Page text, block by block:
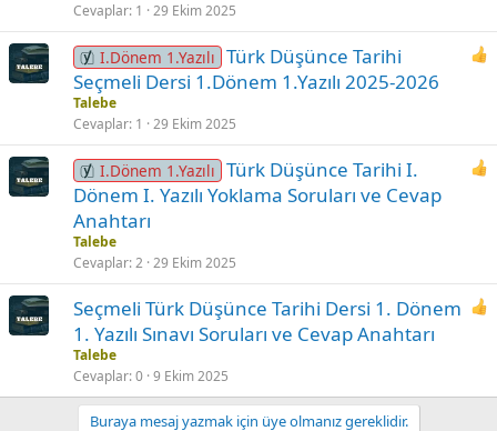
Cevaplar 1 29 Ekim 2025
I.Dönem 1.Yazılı Türk Düşünce Tarihi
Seçmeli Dersi 1.Dönem 1.Yazılı 2025-2026
Talebe
Cevaplar 1 29 Ekim 2025
I.Dönem 1.Yazılı Türk Düşünce Tarihi I.
Dönem I. Yazılı Yoklama Soruları ve Cevap
Anahtarı
Talebe
Cevaplar 2 29 Ekim 2025
Seçmeli Türk Düşünce Tarihi Dersi 1. Dönem
1. Yazılı Sınavı Soruları ve Cevap Anahtarı
Talebe
Cevaplar 0 9 Ekim 2025
Buraya mesaj yazmak için üye olmanız gereklidir.